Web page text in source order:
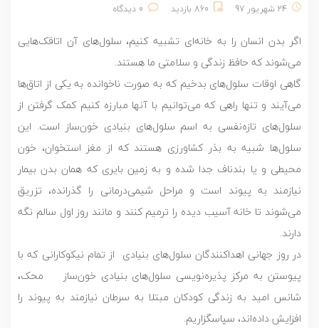
24 شهریور 97 860 بازدید 0 دیدگاه
اگر بدن انسان را به خانه‌ای تشبیه کنیم، سلول‌های آن اتاقک‌هایی
می‌شوند که حافظ زندگی و سلامتی ما هستند.
گاهی اوقات سلول‌های بدخیم که به صورت ناخوانده به یکی از اتاق‌ها
می‌آیند و تنها راهی که می‌توانیم با آنها مبارزه کنیم کمک گرفتن از
سلول‌های تازه‌نفسی به اسم سلول‌های بنیادی خون‌ساز است. این
سلول‌ها شبیه به بذر کشاورزی هستند که از مغز استخوان، خون
محیطی و یا بند‌ناف جدا شده و به زمین بایری که همان بدن بیمار
نیازمند به پیوند است و مراحل شیمی‌درمانی را گذرانده، تزریق
می‌شوند تا خانه آسیب دیده را ترمیم کنند و مانند روز اول سالم نگه
دارند.
در روز جهانی اهداکنندگان سلول‌های بنیادی از تمام نیکوکارانی که با
پیوستن به مرکز پذیره‌نویسی سلول‌های بنیادی خون‌ساز محک،
شانس امید به زندگی کودکان مبتلا به سرطان نیازمند به پیوند را
افزایش داده‌اند، سپاسگزاریم.